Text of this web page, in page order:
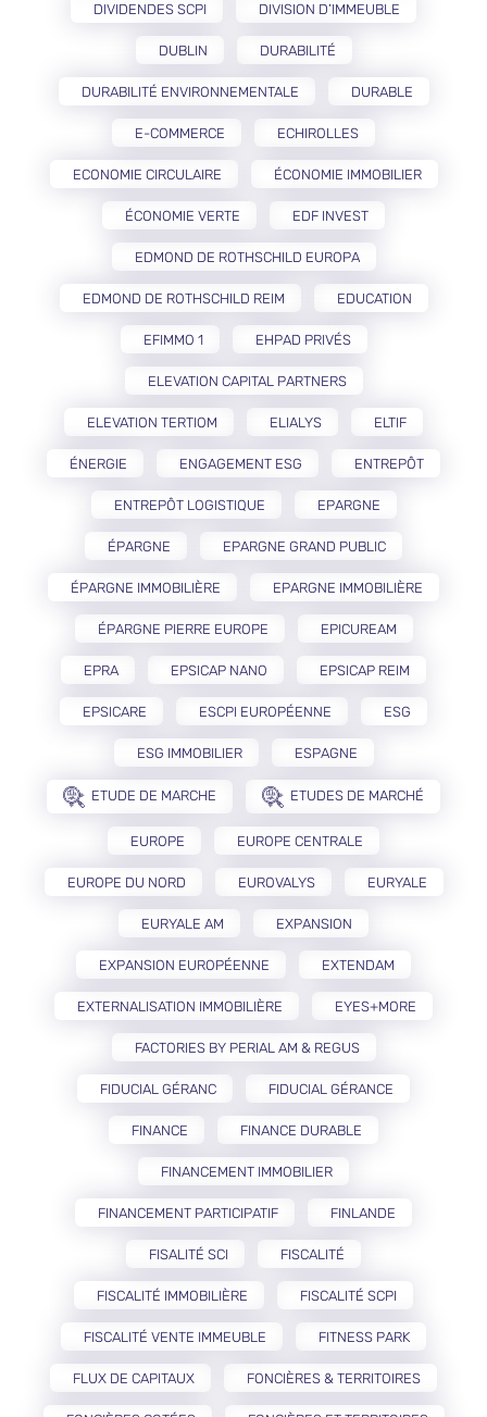
DIVIDENDES SCPI DIVISION D’IMMEUBLE
DUBLIN DURABILITÉ
DURABILITÉ ENVIRONNEMENTALE DURABLE
E-COMMERCE ECHIROLLES
ECONOMIE CIRCULAIRE ÉCONOMIE IMMOBILIER
ÉCONOMIE VERTE EDF INVEST
EDMOND DE ROTHSCHILD EUROPA
EDMOND DE ROTHSCHILD REIM EDUCATION
EFIMMO 1 EHPAD PRIVÉS
ELEVATION CAPITAL PARTNERS
ELEVATION TERTIOM ELIALYS ELTIF
ÉNERGIE ENGAGEMENT ESG ENTREPÔT
ENTREPÔT LOGISTIQUE EPARGNE
ÉPARGNE EPARGNE GRAND PUBLIC
ÉPARGNE IMMOBILIÈRE EPARGNE IMMOBILIÈRE
ÉPARGNE PIERRE EUROPE EPICUREAM
EPRA EPSICAP NANO EPSICAP REIM
EPSICARE ESCPI EUROPÉENNE ESG
ESG IMMOBILIER ESPAGNE
ETUDE DE MARCHE ETUDES DE MARCHÉ
EUROPE EUROPE CENTRALE
EUROPE DU NORD EUROVALYS EURYALE
EURYALE AM EXPANSION
EXPANSION EUROPÉENNE EXTENDAM
EXTERNALISATION IMMOBILIÈRE EYES+MORE
FACTORIES BY PERIAL AM & REGUS
FIDUCIAL GÉRANC FIDUCIAL GÉRANCE
FINANCE FINANCE DURABLE
FINANCEMENT IMMOBILIER
FINANCEMENT PARTICIPATIF FINLANDE
FISALITÉ SCI FISCALITÉ
FISCALITÉ IMMOBILIÈRE FISCALITÉ SCPI
FISCALITÉ VENTE IMMEUBLE FITNESS PARK
FLUX DE CAPITAUX FONCIÈRES & TERRITOIRES